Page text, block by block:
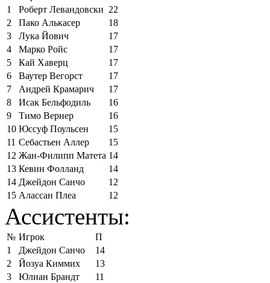
1
Роберт Левандовски 22
2
Пако Алькасер
18
3
Лука Йович
17
4
Марко Ройс
17
5
Кай Хаверц
17
6
Ваутер Вегорст
17
7
Андрей Крамарич
17
8
Исак Бельфодиль
16
9
Тимо Вернер
16
10 Юссуф Поульсен
15
11 Себастьен Аллер
15
12 Жан-Филипп Матета 14
13 Кевин Фолланд
14
14 Джейдон Санчо
12
15 Алассан Плеа 12
Ассистенты:
№ Игрок
П
1
Джейдон Санчо
14
2
Йозуа Киммих
13
3
Юлиан Брандт
11